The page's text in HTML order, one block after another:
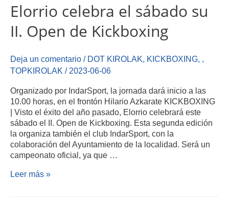
Elorrio celebra el sábado su
II. Open de Kickboxing
Deja un comentario / DOT KIROLAK, KICKBOXING, ,
TOPKIROLAK / 2023-06-06
Organizado por IndarSport, la jornada dará inicio a las
10.00 horas, en el frontón Hilario Azkarate KICKBOXING
| Visto el éxito del año pasado, Elorrio celebrará este
sábado el II. Open de Kickboxing. Esta segunda edición
la organiza también el club IndarSport, con la
colaboración del Ayuntamiento de la localidad. Será un
campeonato oficial, ya que …
Leer más »